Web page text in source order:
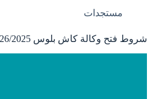
مستجدات
شروط فتح وكالة كاش بلوس 2026/2025